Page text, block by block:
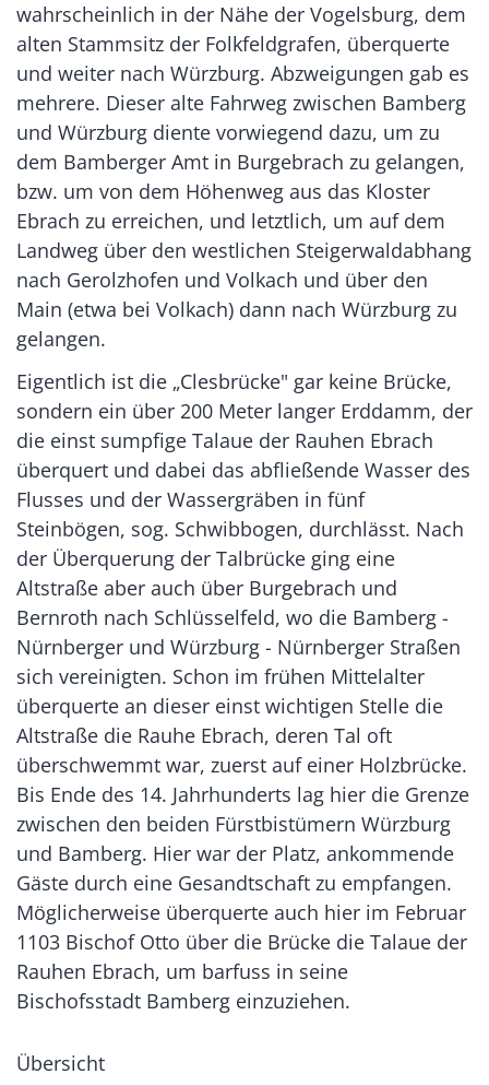
wahrscheinlich in der Nähe der Vogelsburg, dem
alten Stammsitz der Folkfeldgrafen, überquerte
und weiter nach Würzburg. Abzweigungen gab es
mehrere. Dieser alte Fahrweg zwischen Bamberg
und Würzburg diente vorwiegend dazu, um zu
dem Bamberger Amt in Burgebrach zu gelangen,
bzw. um von dem Höhenweg aus das Kloster
Ebrach zu erreichen, und letztlich, um auf dem
Landweg über den westlichen Steigerwaldabhang
nach Gerolzhofen und Volkach und über den
Main (etwa bei Volkach) dann nach Würzburg zu
gelangen.
Eigentlich ist die „Clesbrücke" gar keine Brücke,
sondern ein über 200 Meter langer Erddamm, der
die einst sumpfige Talaue der Rauhen Ebrach
überquert und dabei das abfließende Wasser des
Flusses und der Wassergräben in fünf
Steinbögen, sog. Schwibbogen, durchlässt. Nach
der Überquerung der Talbrücke ging eine
Altstraße aber auch über Burgebrach und
Bernroth nach Schlüsselfeld, wo die Bamberg -
Nürnberger und Würzburg - Nürnberger Straßen
sich vereinigten. Schon im frühen Mittelalter
überquerte an dieser einst wichtigen Stelle die
Altstraße die Rauhe Ebrach, deren Tal oft
überschwemmt war, zuerst auf einer Holzbrücke.
Bis Ende des 14. Jahrhunderts lag hier die Grenze
zwischen den beiden Fürstbistümern Würzburg
und Bamberg. Hier war der Platz, ankommende
Gäste durch eine Gesandtschaft zu empfangen.
Möglicherweise überquerte auch hier im Februar
1103 Bischof Otto über die Brücke die Talaue der
Rauhen Ebrach, um barfuss in seine
Bischofsstadt Bamberg einzuziehen.
Übersicht